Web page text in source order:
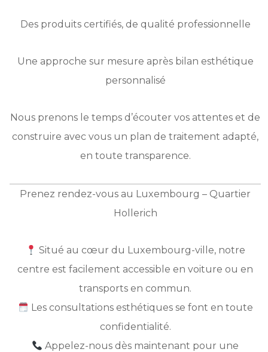
Des produits certifiés, de qualité professionnelle
Une approche sur mesure après bilan esthétique
personnalisé
Nous prenons le temps d’écouter vos attentes et de
construire avec vous un plan de traitement adapté,
en toute transparence.
Prenez rendez-vous au Luxembourg – Quartier
Hollerich
Situé au cœur du Luxembourg-ville, notre
centre est facilement accessible en voiture ou en
transports en commun.
Les consultations esthétiques se font en toute
confidentialité.
Appelez-nous dès maintenant pour une